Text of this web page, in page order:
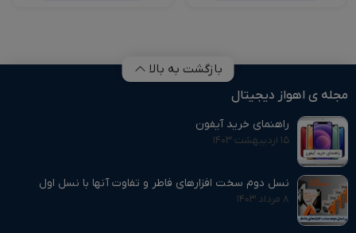
بازگشت به بالا
مجله ی اهواز دیجیتال
راهنمای خرید آیفون
۱۵ اردیبهشت ۱۴۰۳
نسل دوم سخت افزارهای فاطر و تفاوت آنها با نسل اول
۸ مرداد ۱۴۰۳